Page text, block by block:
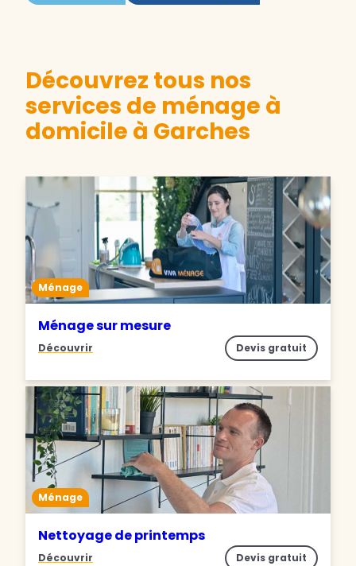
Découvrez tous nos
services de ménage à
domicile à Garches
Ménage
Ménage sur mesure
Découvrir Devis gratuit
Ménage
Nettoyage de printemps
Découvrir Devis gratuit